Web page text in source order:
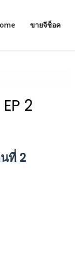
ขายจีช็อค
2
ที่ 2